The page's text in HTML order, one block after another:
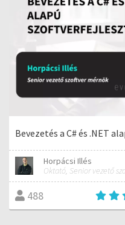
Bevezetés a C# és .NET
Horpácsi Illés
Oktató, Senior vezető
488